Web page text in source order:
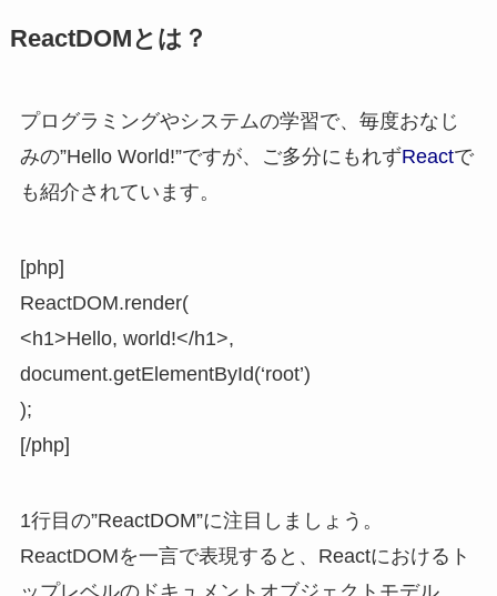
ReactDOMとは？
プログラミングやシステムの学習で、毎度おなじ
みの”Hello World!”ですが、ご多分にもれずReactで
も紹介されています。
[php]
ReactDOM.render(
<h1>Hello, world!</h1>,
document.getElementById(‘root’)
);
[/php]
1行目の”ReactDOM”に注目しましょう。
ReactDOMを一言で表現すると、Reactにおけるト